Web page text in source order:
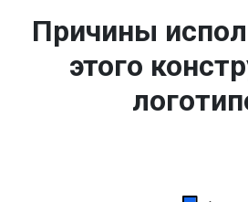
Причины
этого